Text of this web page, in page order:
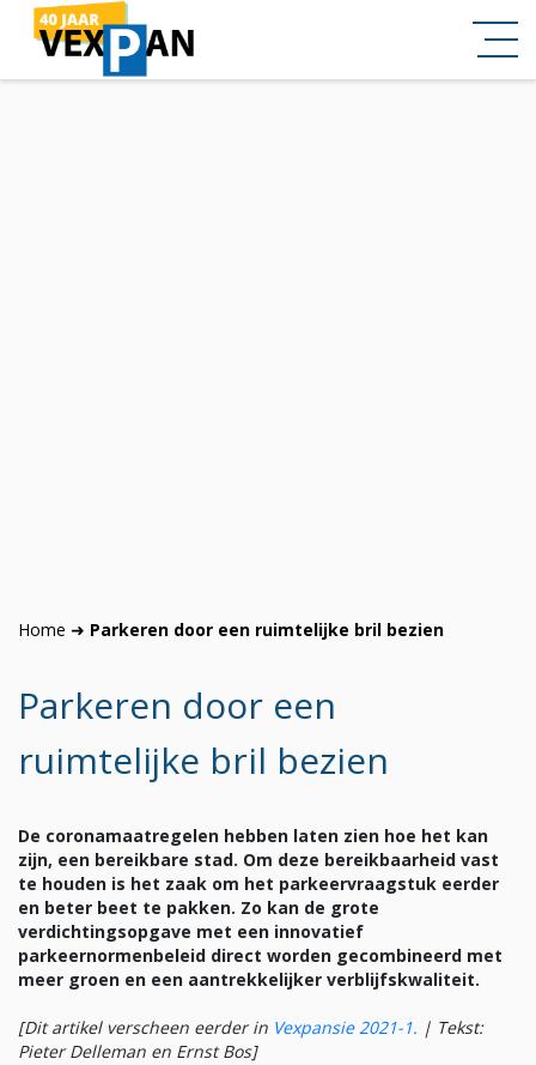
Home ➜ Parkeren door een ruimtelijke bril bezien
Parkeren door een
ruimtelijke bril bezien
De coronamaatregelen hebben laten zien hoe het kan
zijn, een bereikbare stad. Om deze bereikbaarheid vast
te houden is het zaak om het parkeervraagstuk eerder
en beter beet te pakken. Zo kan de grote
verdichtingsopgave met een innovatief
parkeernormenbeleid direct worden gecombineerd met
meer groen en een aantrekkelijker verblijfskwaliteit.
[Dit artikel verscheen eerder in Vexpansie 2021-1. | Tekst:
Pieter Delleman en Ernst Bos]